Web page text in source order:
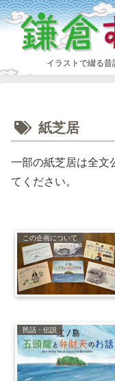
イラストで綴る
紙芝居
一部の紙芝居は全文
てください。
この企画について
民話・伝説